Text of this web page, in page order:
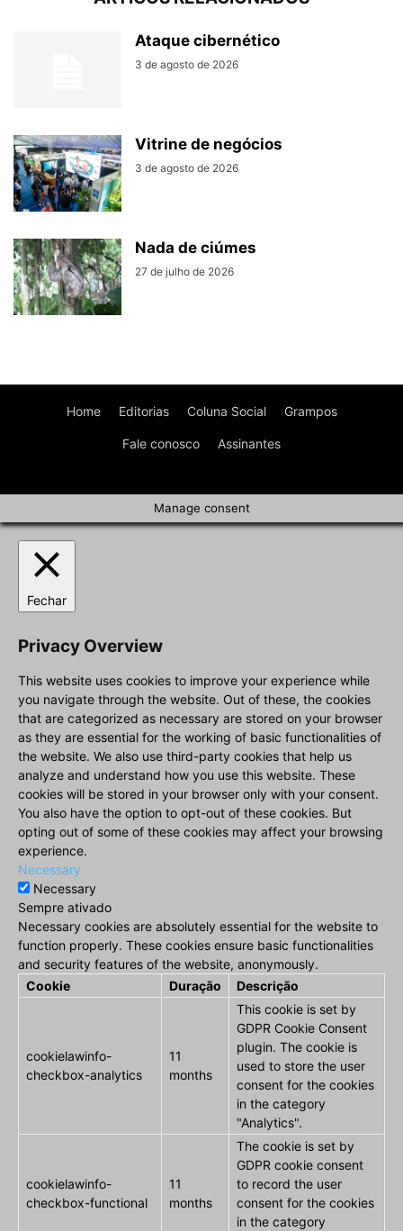
Ataque cibernético
3 de agosto de 2026
Vitrine de negócios
3 de agosto de 2026
Nada de ciúmes
27 de julho de 2026
Home Editorias Coluna Social Grampos
Fale conosco Assinantes
Manage consent
Fechar
Privacy Overview
This website uses cookies to improve your experience while
you navigate through the website. Out of these, the cookies
that are categorized as necessary are stored on your browser
as they are essential for the working of basic functionalities of
the website. We also use third-party cookies that help us
analyze and understand how you use this website. These
cookies will be stored in your browser only with your consent.
You also have the option to opt-out of these cookies. But
opting out of some of these cookies may affect your browsing
experience.
Necessary
Necessary
Sempre ativado
Necessary cookies are absolutely essential for the website to
function properly. These cookies ensure basic functionalities
and security features of the website, anonymously.
Cookie
Duração Descrição
cookielawinfo-
checkbox-analytics
11
months
This cookie is set by
GDPR Cookie Consent
plugin. The cookie is
used to store the user
consent for the cookies
in the category
"Analytics".
cookielawinfo-
checkbox-functional
11
months
The cookie is set by
GDPR cookie consent
to record the user
consent for the cookies
in the category